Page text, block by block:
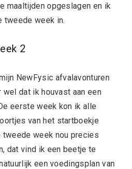
maaltijden opgeslagen en ik
tweede week in.
2
NewFysic afvalavonturen
dat ik houvast aan een
eerste week kon ik alle
van het startboekje
tweede week nou precies
dat vind ik een beetje te
een voedingsplan van